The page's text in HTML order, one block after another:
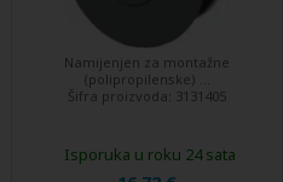
Namijenjen za montažne
(polipropilenske) ...
Šifra proizvoda: 3131405
Isporuka u roku 24 sata